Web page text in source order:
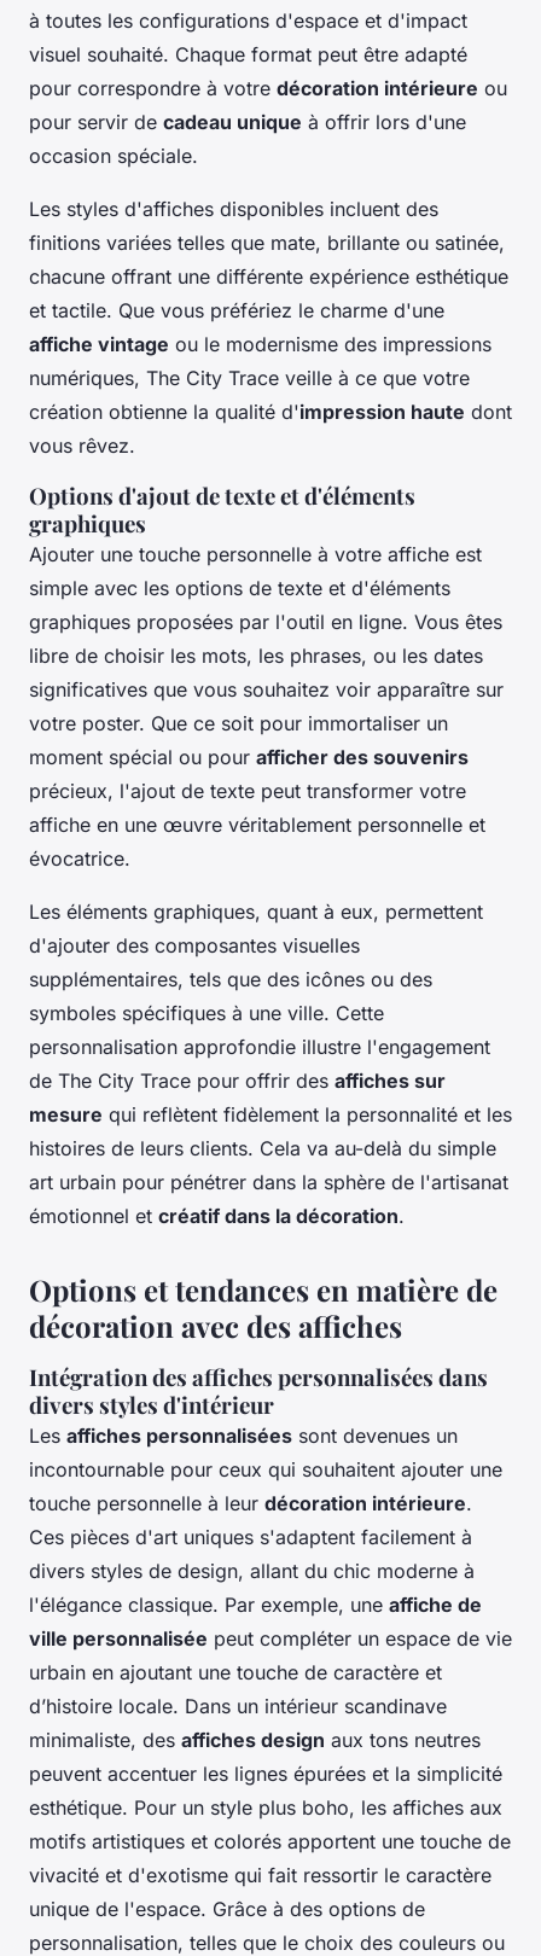
à toutes les configurations d'espace et d'impact
visuel souhaité. Chaque format peut être adapté
pour correspondre à votre décoration intérieure ou
pour servir de cadeau unique à offrir lors d'une
occasion spéciale.
Les styles d'affiches disponibles incluent des
finitions variées telles que mate, brillante ou satinée,
chacune offrant une différente expérience esthétique
et tactile. Que vous préfériez le charme d'une
affiche vintage ou le modernisme des impressions
numériques, The City Trace veille à ce que votre
création obtienne la qualité d'impression haute dont
vous rêvez.
Options d'ajout de texte et d'éléments
graphiques
Ajouter une touche personnelle à votre affiche est
simple avec les options de texte et d'éléments
graphiques proposées par l'outil en ligne. Vous êtes
libre de choisir les mots, les phrases, ou les dates
significatives que vous souhaitez voir apparaître sur
votre poster. Que ce soit pour immortaliser un
moment spécial ou pour afficher des souvenirs
précieux, l'ajout de texte peut transformer votre
affiche en une œuvre véritablement personnelle et
évocatrice.
Les éléments graphiques, quant à eux, permettent
d'ajouter des composantes visuelles
supplémentaires, tels que des icônes ou des
symboles spécifiques à une ville. Cette
personnalisation approfondie illustre l'engagement
de The City Trace pour offrir des affiches sur
mesure qui reflètent fidèlement la personnalité et les
histoires de leurs clients. Cela va au-delà du simple
art urbain pour pénétrer dans la sphère de l'artisanat
émotionnel et créatif dans la décoration.
Options et tendances en matière de
décoration avec des affiches
Intégration des affiches personnalisées dans
divers styles d'intérieur
Les affiches personnalisées sont devenues un
incontournable pour ceux qui souhaitent ajouter une
touche personnelle à leur décoration intérieure.
Ces pièces d'art uniques s'adaptent facilement à
divers styles de design, allant du chic moderne à
l'élégance classique. Par exemple, une affiche de
ville personnalisée peut compléter un espace de vie
urbain en ajoutant une touche de caractère et
d’histoire locale. Dans un intérieur scandinave
minimaliste, des affiches design aux tons neutres
peuvent accentuer les lignes épurées et la simplicité
esthétique. Pour un style plus boho, les affiches aux
motifs artistiques et colorés apportent une touche de
vivacité et d'exotisme qui fait ressortir le caractère
unique de l'espace. Grâce à des options de
personnalisation, telles que le choix des couleurs ou